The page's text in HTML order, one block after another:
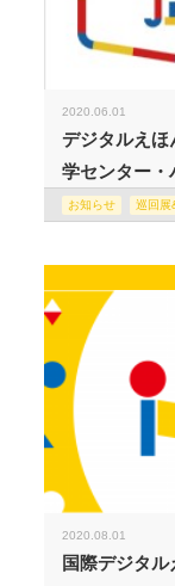
2020.06.01
デジタルえほ
学センター・
お知らせ 巡回展
2020.08.01
国際デジタ